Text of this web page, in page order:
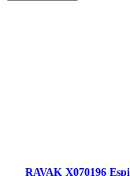
RAVAK X070196